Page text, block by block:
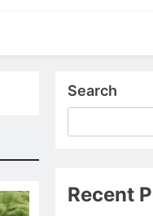
Search
Recent